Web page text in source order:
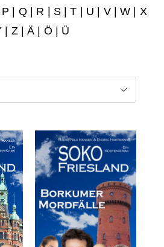
P Q| R S |T U V|W
X
Z|Ä | Ö | Ü